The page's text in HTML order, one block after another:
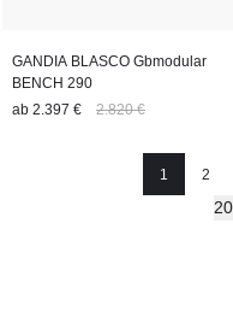
GANDIA BLASCO Gbmodular
BENCH 290
ab 2.397 € 2.820 €
Seite
1
Seite
2